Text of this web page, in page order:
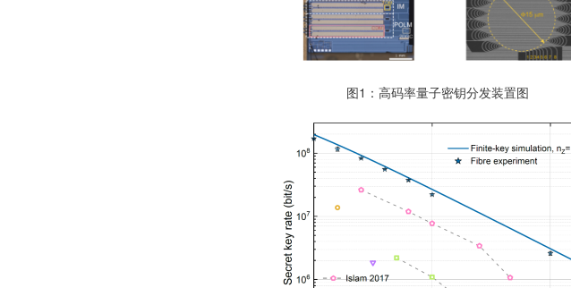
图1：高码率量子密钥分发装置图